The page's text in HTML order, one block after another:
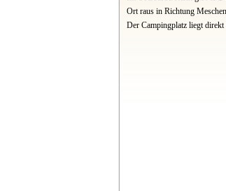
Ort raus in Richtung
Der Campingplatz liegt direkt